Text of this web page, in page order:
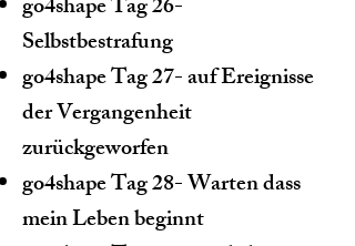
go4shape Tag 26-
Selbstbestrafung
go4shape Tag 27- auf Ereignisse
der Vergangenheit
zurückgeworfen
go4shape Tag 28- Warten dass
mein Leben beginnt